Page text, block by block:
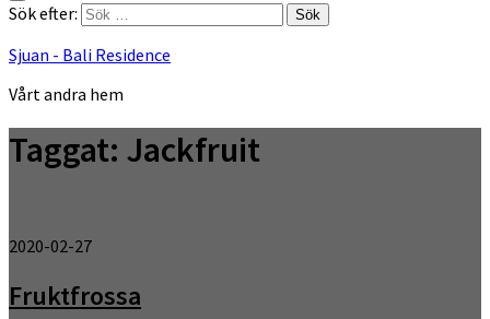
Sök efter:
Sjuan - Bali Residence
Vårt andra hem
Taggat: Jackfruit
2020-02-27
Fruktfrossa